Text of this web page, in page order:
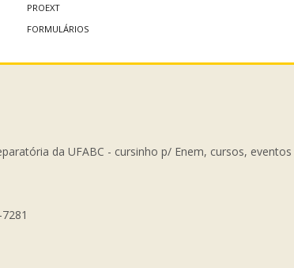
PROEXT
FORMULÁRIOS
da UFABC - cursinho p/ Enem, cursos, eventos